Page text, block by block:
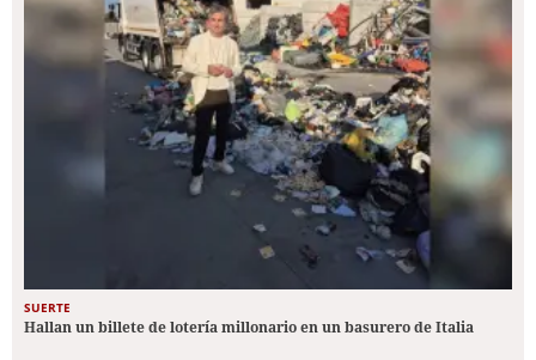
SUERTE
Hallan un billete de lotería millonario en un basurero de Italia